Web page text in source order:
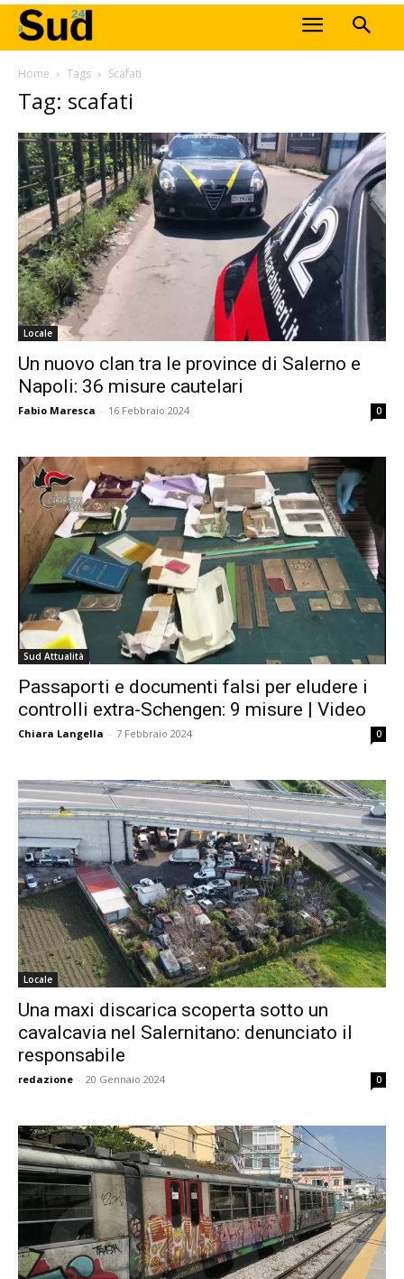
Home Tags Scafati
Tag: scafati
Locale
Un nuovo clan tra le province di Salerno e
Napoli: 36 misure cautelari
Fabio Maresca - 16 Febbraio 2024 0
Sud Attualità
Passaporti e documenti falsi per eludere i
controlli extra-Schengen: 9 misure | Video
Chiara Langella - 7 Febbraio 2024 0
Locale
Una maxi discarica scoperta sotto un
cavalcavia nel Salernitano: denunciato il
responsabile
redazione - 20 Gennaio 2024 0